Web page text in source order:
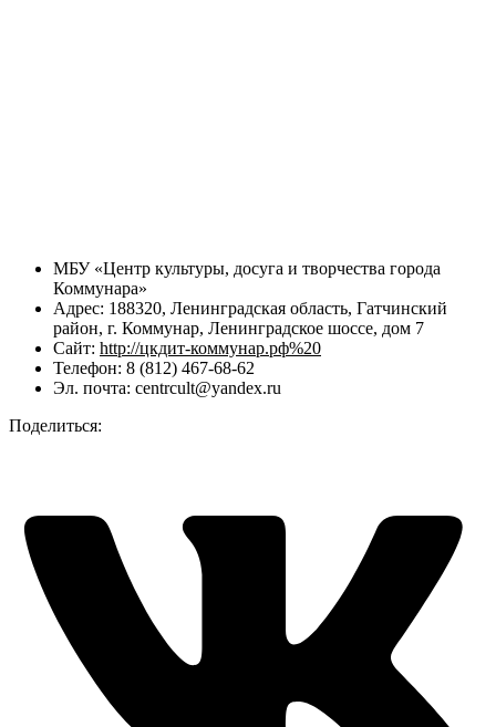
МБУ «Центр культуры, досуга и творчества города
Коммунара»
Адрес: 188320, Ленинградская область, Гатчинский
район, г. Коммунар, Ленинградское шоссе, дом 7
Сайт: http://цкдит-коммунар.рф%20
Телефон: 8 (812) 467-68-62
Эл. почта: centrcult@yandex.ru
Поделиться: